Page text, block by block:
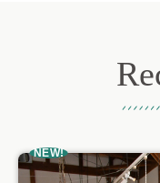
NEW!